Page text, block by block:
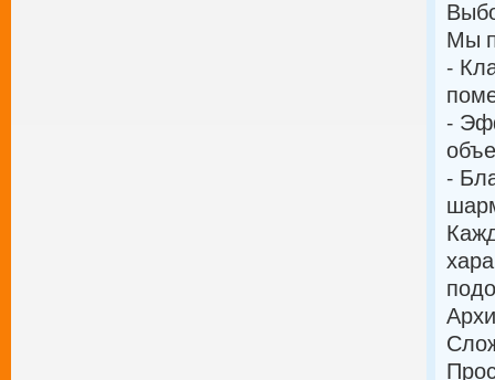
Мы
-
-
-